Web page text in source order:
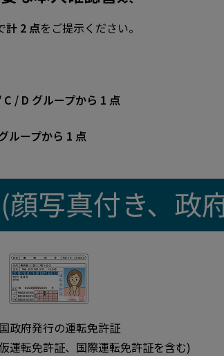
計 2 点をご提示ください。
/ D グループから 1 点
ループから 1 点
顔写真付き、政
政府発行の運転免許証
運転免許証、国際運転免許証を含む)